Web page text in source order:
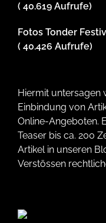
( 40.619 Aufrufe)
Fotos Tonder
( 40.426 Aufrufe)
Hiermit untersagen
Einbindung von
Online-Angeboten.
Teaser bis ca. 200
Artikel in unseren
Verstössen